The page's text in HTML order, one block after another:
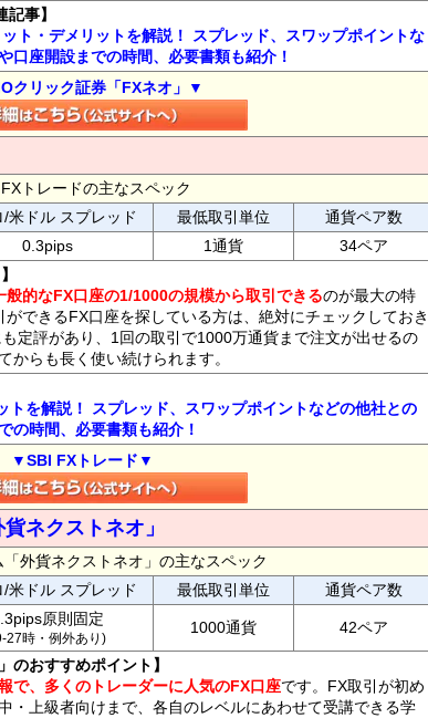
事】
ト・デメリットを解説！ スプレッド、スワップポイントな
口座開設までの時間、必要書類も紹介！
クリック証券「FXネオ」▼
トレードの主なスペック
/米ドル スプレッド 最低取引単位
通貨ペア数
0.3pips 1通貨
34ペア
般的なFX口座の1/1000の規模から取引できるのが最大の特
できるFX口座を探している方は、絶対にチェックしておき
定評があり、1回の取引で1000万通貨まで注文が出せるの
からも長く使い続けられます。
トを解説！ スプレッド、スワップポイントなどの他社との
の時間、必要書類も紹介！
▼SBI FXトレード▼
ネクストネオ」
外貨ネクストネオ」の主なスペック
/米ドル スプレッド 最低取引単位
通貨ペア数
原則固定
27時・例外あり)
1000通貨 42ペア
のおすすめポイント】
で、多くのトレーダーに人気のFX口座です。FX取引が初め
・上級者向けまで、各自のレベルにあわせて受講できる学